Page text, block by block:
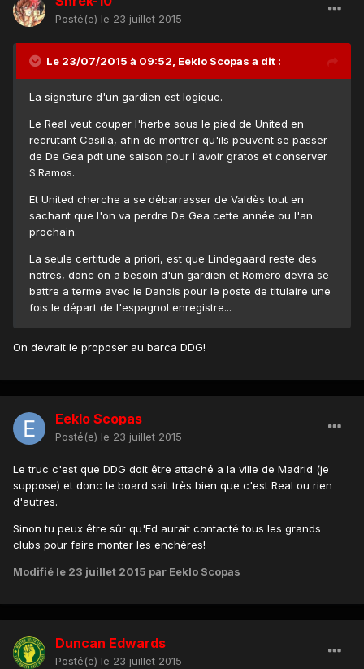
Posté(e) le 23 juillet 2015
Le 23/07/2015 à 09:52, Eeklo Scopas a dit :
La signature d'un gardien est logique.
Le Real veut couper l'herbe sous le pied de United en
recrutant Casilla, afin de montrer qu'ils peuvent se passer
de De Gea pdt une saison pour l'avoir gratos et conserver
S.Ramos.
Et United cherche a se débarrasser de Valdès tout en
sachant que l'on va perdre De Gea cette année ou l'an
prochain.
La seule certitude a priori, est que Lindegaard reste des
notres, donc on a besoin d'un gardien et Romero devra se
battre a terme avec le Danois pour le poste de titulaire une
fois le départ de l'espagnol enregistre...
On devrait le proposer au barca DDG!
Eeklo Scopas
Posté(e) le 23 juillet 2015
Le truc c'est que DDG doit être attaché a la ville de Madrid (je
suppose) et donc le board sait très bien que c'est Real ou rien
d'autres.
Sinon tu peux être sûr qu'Ed aurait contacté tous les grands
clubs pour faire monter les enchères!
Modifié le 23 juillet 2015 par Eeklo Scopas
Duncan Edwards
Posté(e) le 23 juillet 2015